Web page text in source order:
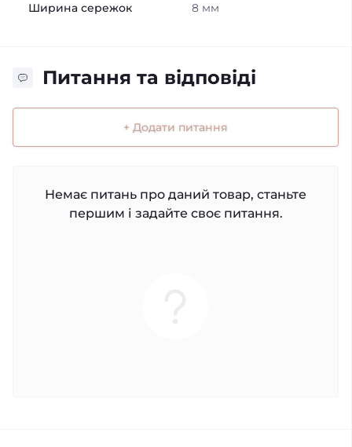
Ширина сережок 8 мм
Питання та відповіді
+ Додати питання
Немає питань про даний товар, станьте
першим і задайте своє питання.